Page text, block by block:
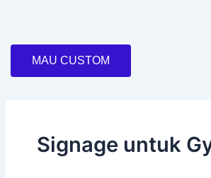
MAU CUSTOM
Signage untuk